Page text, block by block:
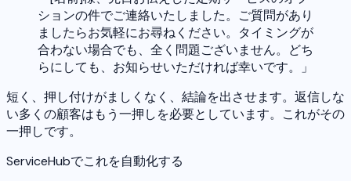
ションの件でご連絡いたしました。ご質問があり
ましたらお気軽にお尋ねください。タイミングが
合わない場合でも、全く問題ございません。どち
らにしても、お知らせいただければ幸いです。」
短く、押し付けがましくなく、結論を出させます。返信しな
い多くの顧客はもう一押しを必要としています。これがその
一押しです。
ServiceHubでこれを自動化する